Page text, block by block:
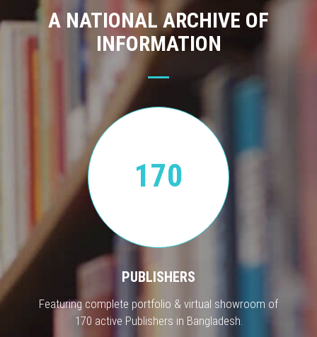
A NATIONAL ARCHIVE OF
INFORMATION
170
PUBLISHERS
Featuring complete portfolio & virtual showroom of
170 active Publishers in Bangladesh.